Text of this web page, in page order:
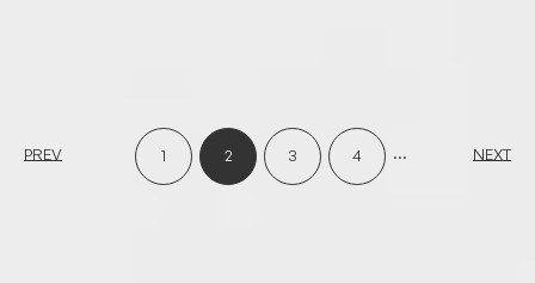
PREV 1 2 3 4 ... NEXT